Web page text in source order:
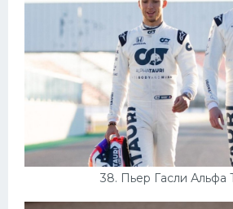
38. Пьер Гасли Альфа